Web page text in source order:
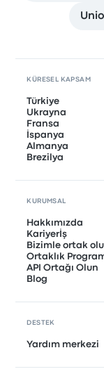
KÜRESEL KAPSAM
Türkiye
Ukrayna
Fransa
İspanya
Almanya
Brezilya
KURUMSAL
Hakkımızda
Kariyerİş
Bizimle ortak
Ortaklık
API Ortağı Olun
Blog
DESTEK
Yardım merkezi